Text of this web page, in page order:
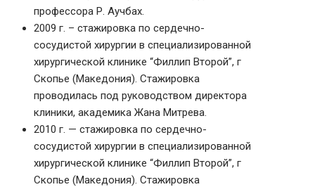
профессора Р. Аучбах.
2009 г. – стажировка по сердечно-
сосудистой хирургии в специализированной
хирургической клинике “Филлип Второй”, г
Скопье (Македония). Стажировка
проводилась под руководством директора
клиники, академика Жана Митрева.
2010 г. — стажировка по сердечно-
сосудистой хирургии в специализированной
хирургической клинике “Филлип Второй”, г
Скопье (Македония). Стажировка